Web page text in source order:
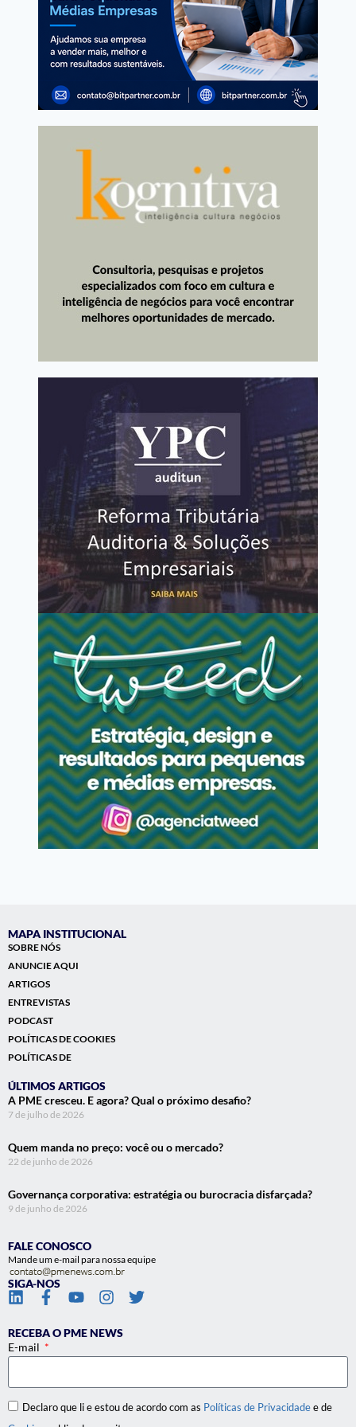
MAPA INSTITUCIONAL
SOBRE NÓS
ANUNCIE AQUI
ARTIGOS
ENTREVISTAS
PODCAST
POLÍTICAS DE COOKIES
POLÍTICAS DE
ÚLTIMOS ARTIGOS
A PME cresceu. E agora? Qual o próximo desafio?
7 de julho de 2026
Quem manda no preço: você ou o mercado?
22 de junho de 2026
Governança corporativa: estratégia ou burocracia disfarçada?
9 de junho de 2026
FALE CONOSCO
Mande um e-mail para nossa equipe
SIGA-NOS
RECEBA O PME NEWS
E-mail
Declaro que li e estou de acordo com as Políticas de Privacidadee de